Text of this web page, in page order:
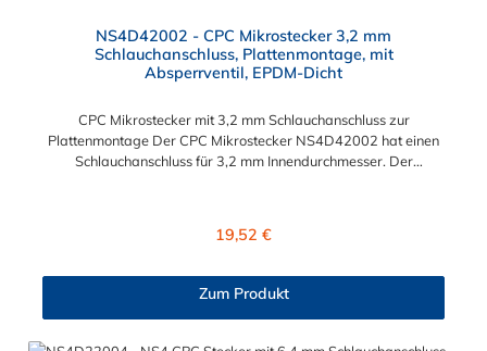
NS4D42002 - CPC Mikrostecker 3,2 mm
Schlauchanschluss, Plattenmontage, mit
Absperrventil, EPDM-Dicht
CPC Mikrostecker mit 3,2 mm Schlauchanschluss zur
Plattenmontage Der CPC Mikrostecker NS4D42002 hat einen
Schlauchanschluss für 3,2 mm Innendurchmesser. Der
Verbindungsstück zur CPC Kupplung, hat ein Außenmaß von ≈
Kupplungen der CPC NS4-Serie kombinieren.
Regulärer Preis:
19,52 €
Zum Produkt